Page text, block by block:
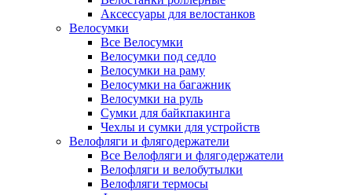
Аксессуары для велостанков
Велосумки
Все Велосумки
Велосумки под седло
Велосумки на раму
Велосумки на багажник
Велосумки на руль
Сумки для байкпакинга
Чехлы и сумки для устройств
Велофляги и флягодержатели
Все Велофляги и флягодержатели
Велофляги и велобутылки
Велофляги термосы